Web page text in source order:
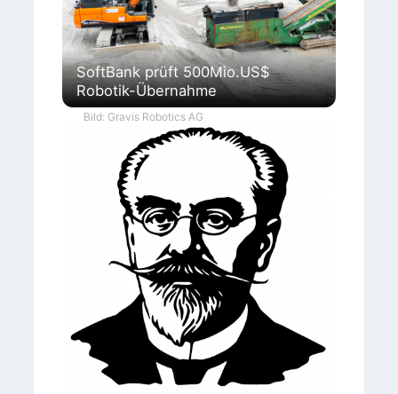
SoftBank prüft 500Mio.US$
Robotik-Übernahme
Bild: Gravis Robotics AG